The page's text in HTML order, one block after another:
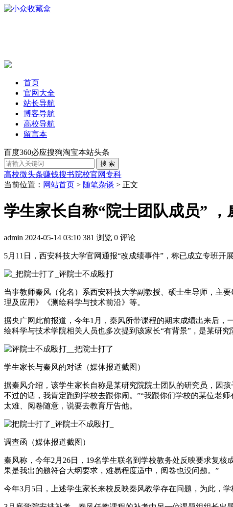
首页
官网大全
站长导航
博客导航
高校导航
留言本
百度360必应搜狗淘宝本站头条
高校微头条赚钱搜书院校官网专科
当前位置： 网站首页 > 随笔杂谈 > 正文
学生家长自称“院士团队成员”
admin 2024-05-14 03:10 381 浏览 0 评论
5月11日，西安科技大学官网通报“改成绩事件”，称已成立专班开
当事教师秦风（化名）系西安科技大学副教授、硕士生导师，主
理及应用》《测绘科学与技术前沿》等。
据央广网此前报道，今年1月，秦风所带课程的期末成绩出来后，
绘科学与技术学院相关人员也多次提到该家长“有背景”，是某研究
学生家长与秦风的对话（媒体报道截图）
据秦风介绍，该学生家长自称是某研究院院士团队的研究员，因
不过的话，我肯定跑到学校去跟你闹。”“我跟你们学校的某位老
太难、阅卷随意，说要去教育厅告他。
调查函（媒体报道截图）
秦风称，今年2月26日，19名学生联名到学校教务处反映要求复
果是我出的题符合大纲要求，难易程度适中，阅卷也没问题。”
今年3月5日，上述学生家长来校反映秦风教学存在问题，为此，